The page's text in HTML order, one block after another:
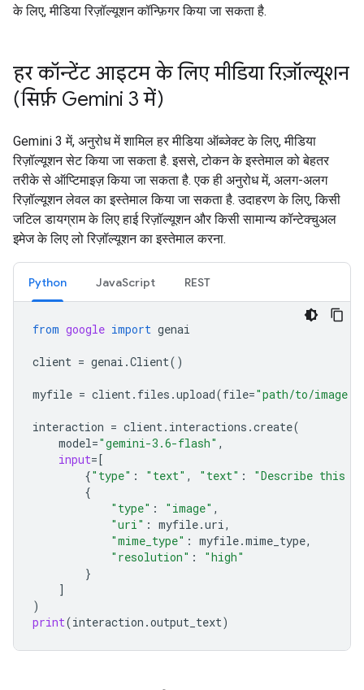
के लिए, मीडिया रिज़ॉल्यूशन कॉन्फ़िगर किया जा सकता है.
हर कॉन्टेंट आइटम के लिए मीडिया रिज़ॉल्यूशन
(सिर्फ़ Gemini 3 में)
Gemini 3 में, अनुरोध में शामिल हर मीडिया ऑब्जेक्ट के लिए, मीडिया
रिज़ॉल्यूशन सेट किया जा सकता है. इससे, टोकन के इस्तेमाल को बेहतर
तरीके से ऑप्टिमाइज़ किया जा सकता है. एक ही अनुरोध में, अलग-अलग
रिज़ॉल्यूशन लेवल का इस्तेमाल किया जा सकता है. उदाहरण के लिए, किसी
जटिल डायग्राम के लिए हाई रिज़ॉल्यूशन और किसी सामान्य कॉन्टेक्चुअल
इमेज के लिए लो रिज़ॉल्यूशन का इस्तेमाल करना.
Python JavaScript REST
from google import genai
client = genai .Client()
myfile = client. files .upload(file="path/to/
interaction = client. interactions .create(
model="gemini-3.6-flash" ,
input=[
{"type" : "text" , "text" :
"Describe this
{
"type" : "image" ,
"uri" : myfile.uri,
"mime_type" : myfile.mime_type,
"resolution" :
"high"
}
]
)
print(interaction .output_text)